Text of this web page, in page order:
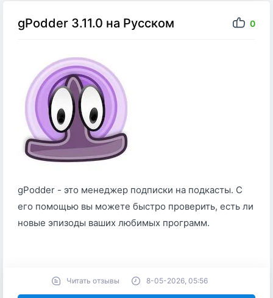
gPodder 3.11.0 на Русском 0
gPodder - это менеджер подписки на подкасты. С
его помощью вы можете быстро проверить, есть ли
новые эпизоды ваших любимых программ.
Читать отзывы 8-05-2026, 05:56